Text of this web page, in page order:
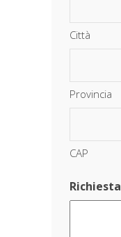
Città
Provincia
CAP
Richiesta